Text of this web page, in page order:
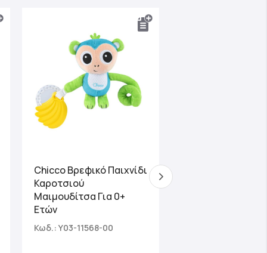
Chicco Βρεφικό Παιχνίδι
Καροτσιού
Μαιμουδίτσα Για 0+
Ετών
Κωδ.: Y03-11568-00